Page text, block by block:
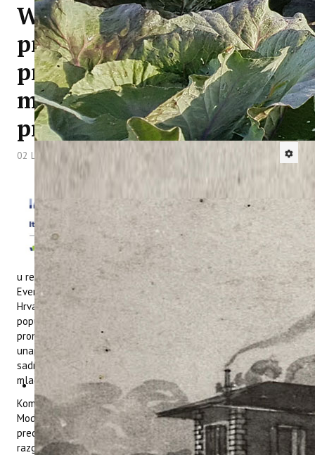
Wastereduce projekt
prepoznat kao dobar
primjer uključivanja
mladih u europske
projekte
02 Lipanj 2026 Hitova: 334
Interreg projekt
Wastereduce pozvan je
na Youth4Sea event
održan 25. svibnja 2026.
u Anconi, kako bi
predstavio ulogu mladih
u realizaciji projekta i bio pozitivan primjer za ostale projekte.
Event je okupio brojne predstavnike organizacija i institucija iz
Hrvatske i Italije s ciljem jačanja uloge mladih u projektima
poput onih u programu Interreg. U fokusu događanja bilo je
pronalaženje novih načina za aktivno uključivanje mladih te
unaprjeđenje komunikacijskih aktivnosti kako bi projektni
sadržaji i rezultati bili razumljivi, zanimljivi i pristupačni
mlađim generacijama.
Komunikacijska menadžerica na Wastereduce projektu, Vanja
Modrušan sudjelovala je u talk showu – Glas mladih, gdje je
predstavila svoje iskustvo rada na projektu. Tijekom
razgovora istaknula je važnost uključivanja mladih u